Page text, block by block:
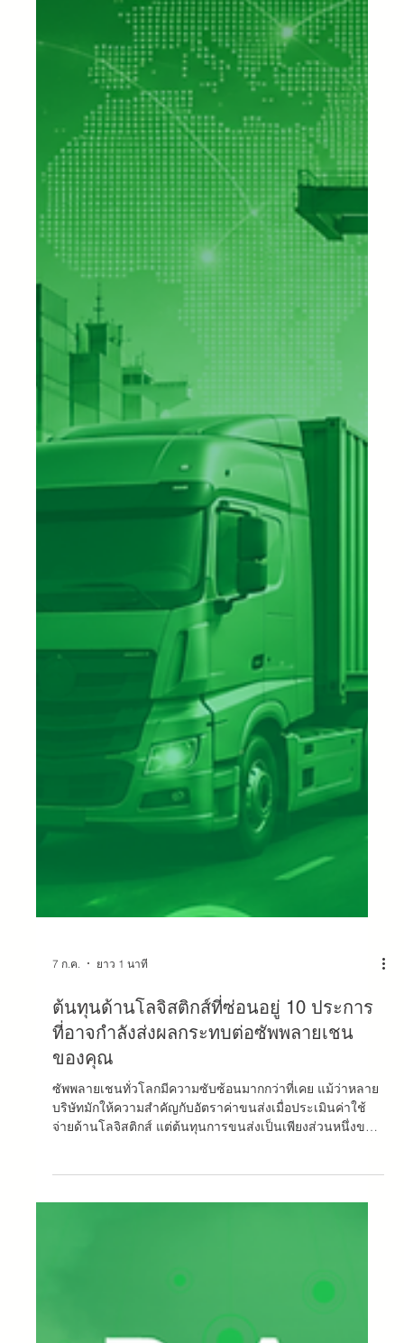
7 ก.ค. ยาว 1 นาที
ต้นทุนด้านโลจิสติกส์ที่ซ่อนอยู่ 10 ประการ
ที่อาจกำลังส่งผลกระทบต่อซัพพลายเชน
ของคุณ
ซัพพลายเชนทั่วโลกมีความซับซ้อนมากกว่าที่เคย แม้ว่าหลาย
ประสิทธิภาพ การมองเห็นข้อมูลที่จำกัด ปัญหาด้านศุลกากร
ซัพพลายเชนที่มีประสิทธิภาพและยืดหยุ่นมากยิ่งขึ้น...